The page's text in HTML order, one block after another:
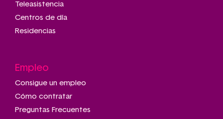
Teleasistencia
Centros de día
Residencias
Empleo
Consigue un empleo
Cómo contratar
Preguntas Frecuentes